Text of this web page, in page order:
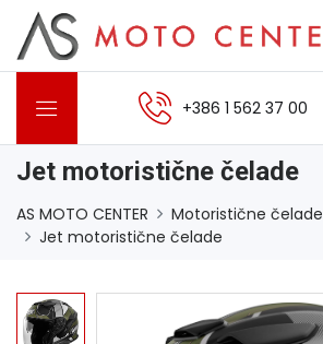
+386 1 562 37 00
Jet motoristične čelade
AS MOTO CENTER
Motoristične čelade
Jet motoristične čelade